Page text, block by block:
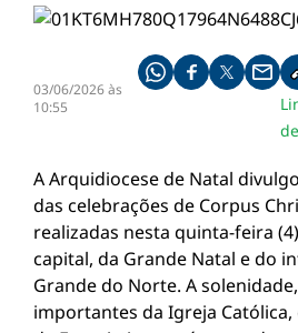
03/06/2026 às
10:55
Compartilhe pelo
Compartilhar no
A Arquidiocese de Natal
das celebrações de Corpus
realizadas nesta quinta-feira
capital, da Grande Natal e do
Grande do Norte. A
importantes da Igreja